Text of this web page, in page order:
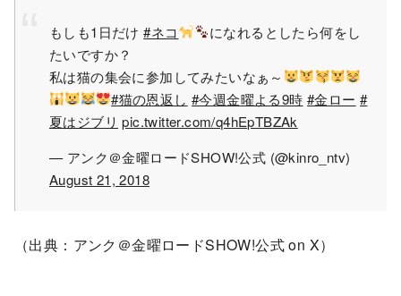
もしも1日だけ#ネコ
になれるとしたら何をし
たいですか？
私は猫の集会に参加してみたいなぁ～
#猫の恩返し #今週金曜よる9時 #金ロー #
夏はジブリ pic.twitter.com/q4hEpTBZAk
— アンク＠金曜ロードSHOW!公式 (@kinro_ntv)
August 21, 2018
（出典：アンク＠金曜ロードSHOW!公式 on X）